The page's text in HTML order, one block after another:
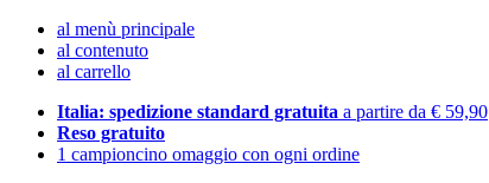
al menù principale
al contenuto
al carrello
Italia: spedizione standard gratuita a partire da € 59,90
Reso gratuito
1 campioncino omaggio con ogni ordine